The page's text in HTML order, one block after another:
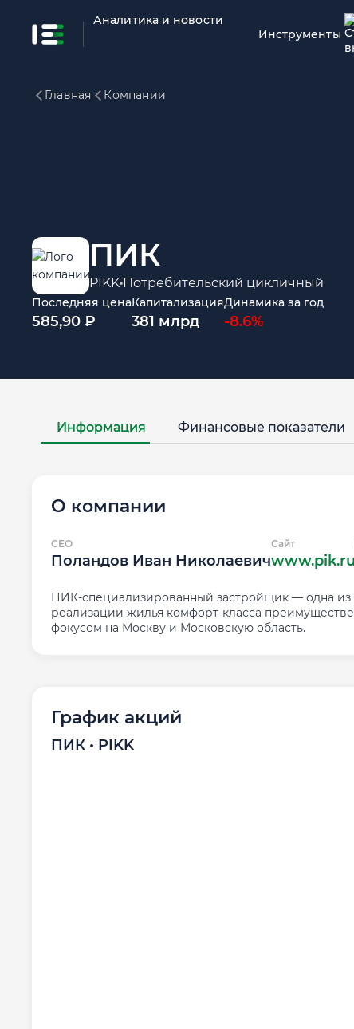
Аналитика и новости
Инструменты
Главная Компании
ПИК
PIKK Потребительский цикличный
Последняя цена
585,90 ₽
Капитализация
381 млрд
Динамика за год
-8.6%
Информация Финансовые показатели
О компании
CEO
Поландов Иван Николаевич
Сайт
www.pik.ru
ПИК-специализированный застройщик — одна из
реализации жилья комфорт-класса
фокусом на Москву и Московскую область.
График акций
ПИК • PIKK